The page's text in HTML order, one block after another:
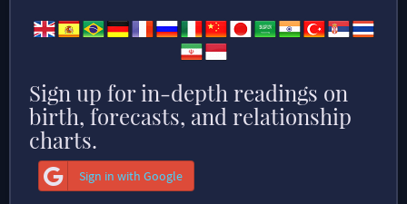
Sign up for in-depth readings on
birth, forecasts, and relationship
charts.
Sign in with Google